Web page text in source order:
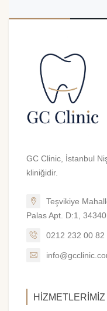
GC Clinic, İstanbul
kliniğidir.
Teşvikiye
Palas Apt. D:1,
0212 232 00 82
HIZMETLERIMIZ